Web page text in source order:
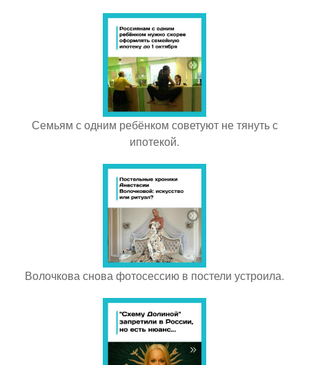
Семьям с одним ребёнком советуют не тянуть с
ипотекой.
Волочкова снова фотосессию в постели устроила.